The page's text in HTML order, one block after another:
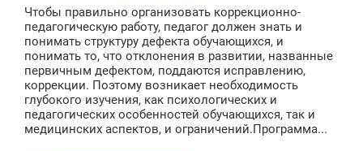
Чтобы правильно организовать коррекционно-
педагогическую работу, педагог должен знать и
понимать структуру дефекта обучающихся, и
понимать то, что отклонения в развитии, названные
первичным дефектом, поддаются исправлению,
коррекции. Поэтому возникает необходимость
глубокого изучения, как психологических и
педагогических особенностей обучающихся, так и
медицинских аспектов, и ограничений.Программа...